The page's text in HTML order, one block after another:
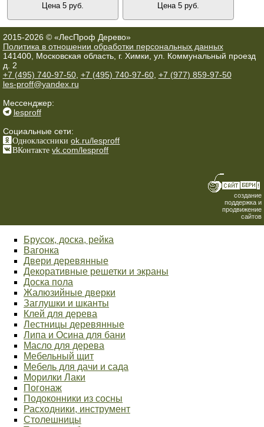
Цена 5 руб. Цена 5 руб.
2015-2026 © «ЛесПроф Дерево»
Политика в отношении обработки персональных данных
141400, Московская область, г. Химки, ул. Коммунальный проезд
д. 2
+7 (495) 740-97-50, +7 (495) 740-97-60, +7 (977) 859-97-50
les-proff@yandex.ru
Мессенджер:
lesproff
Социальные сети:
Одноклассники ok.ru/lesproff
ВКонтакте vk.com/lesproff
создание
поддержка и
продвижение
сайтов
Брусок, доска, рейка
Вагонка
Двери деревянные
Декоративные решетки и экраны
Доска пола
Жалюзийные дверки
Заглушки и шканты
Клей для дерева
Лестницы деревянные
Липа и Осина для бани
Масло для дерева
Мебельный щит
Мебель для дачи и сада
Морилки Лаки
Погонаж
Подоконники из сосны
Расходники, инструмент
Столешницы